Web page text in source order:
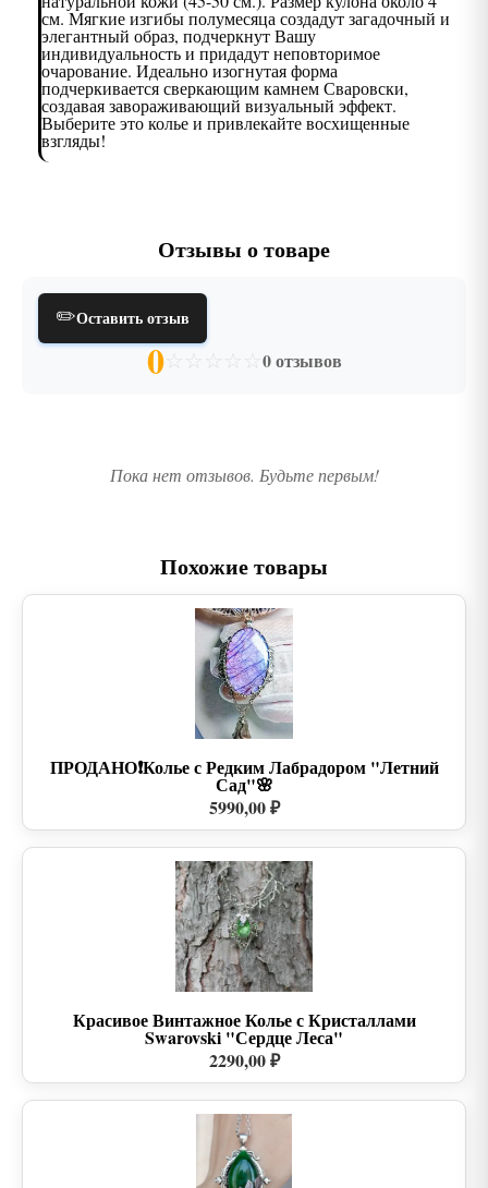
см. Мягкие изгибы полумесяца создадут загадочный и
элегантный образ, подчеркнут Вашу
индивидуальность и придадут неповторимое
очарование. Идеально изогнутая форма
подчеркивается сверкающим камнем Сваровски,
создавая завораживающий визуальный эффект.
Выберите это колье и привлекайте восхищенные
взгляды!
Отзывы о товаре
✏️Оставить отзыв
0☆ ☆ ☆ ☆ ☆ 0 отзывов
Пока нет отзывов. Будьте первым!
Похожие товары
ПРОДАНО❗Колье с Редким Лабрадором "Летний
Сад"🌸
5990,00 ₽
Красивое Винтажное Колье с Кристаллами
Swarovski "Сердце Леса"
2290,00 ₽